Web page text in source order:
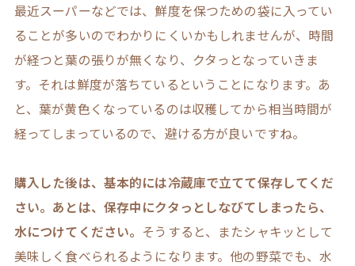
最近スーパーなどでは、鮮度を保つための袋に入ってい
ることが多いのでわかりにくいかもしれませんが、時間
が経つと葉の張りが無くなり、クタっとなっていきま
す。それは鮮度が落ちているということになります。あ
と、葉が黄色くなっているのは収穫してから相当時間が
経ってしまっているので、避ける方が良いですね。
購入した後は、基本的には冷蔵庫で立てて保存してくだ
さい。あとは、保存中にクタっとしなびてしまったら、
水につけてください。 そうすると、またシャキッとして
美味しく食べられるようになります。他の野菜でも、水